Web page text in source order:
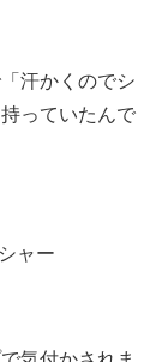
汗かくのでシ
っていたんで
ャー